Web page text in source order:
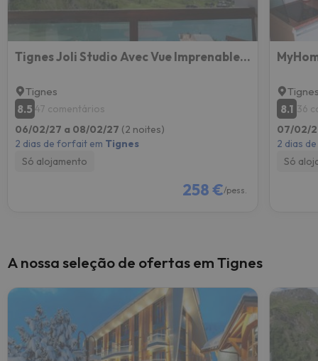
Tignes Joli Studio Avec Vue Imprenable Sur Le Lac
Tignes
8.5 47 comentários
06/02/27 a 08/02/27 (2 noites)
2 dias de forfait em Tignes
Só alojamento
258 €/pess.
8.1 36
07/02/
2 dias
Só
A nossa seleção de ofertas em Tignes